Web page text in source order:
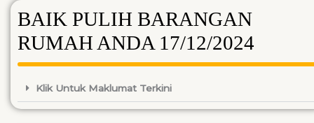
BAIK PULIH BARANGAN
RUMAH ANDA 17/12/2024
Klik Untuk Maklumat Terkini